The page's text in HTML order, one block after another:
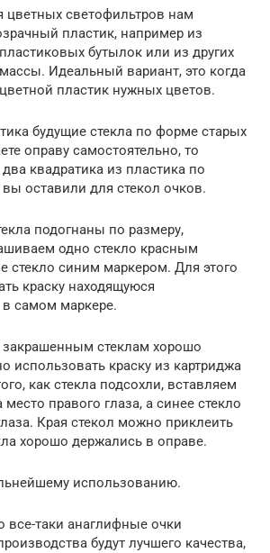
цветных светофильтров нам
пластик, например из
бутылок или из других
Идеальный вариант, это когда
пластик нужных цветов.
будущие стекла по форме старых
оправу самостоятельно, то
два квадратика из пластика по
оставили для стекол очков.
подогнаны по размеру,
одно стекло красным
стекло синим маркером. Для этого
краску находящуюся
самом маркере.
закрашенным стеклам хорошо
использовать краску из картриджа
как стекла подсохли, вставляем
место правого глаза, а синее стекло
Края стекол можно приклеить
хорошо держались в оправе.
использованию.
все-таки анаглифные очки
будут лучшего качества,